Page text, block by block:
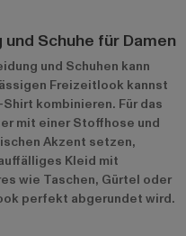
Schuhe für Damen
und Schuhen kann
Freizeitlook kannst
kombinieren. Für das
mit einer Stoffhose und
Akzent setzen,
Kleid mit
wie Taschen, Gürtel oder
perfekt abgerundet wird.